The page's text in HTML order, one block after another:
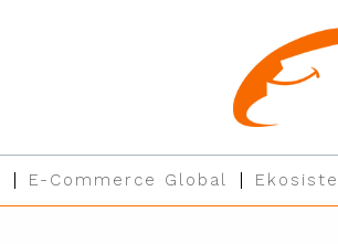
E-Commerce Global